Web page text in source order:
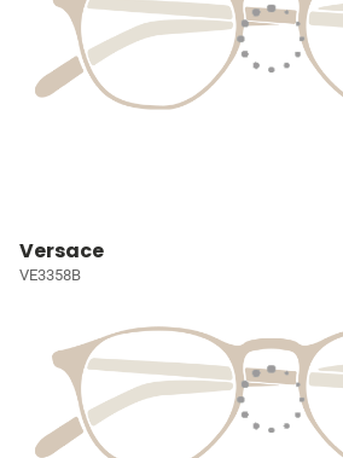
Versace
VE3358B